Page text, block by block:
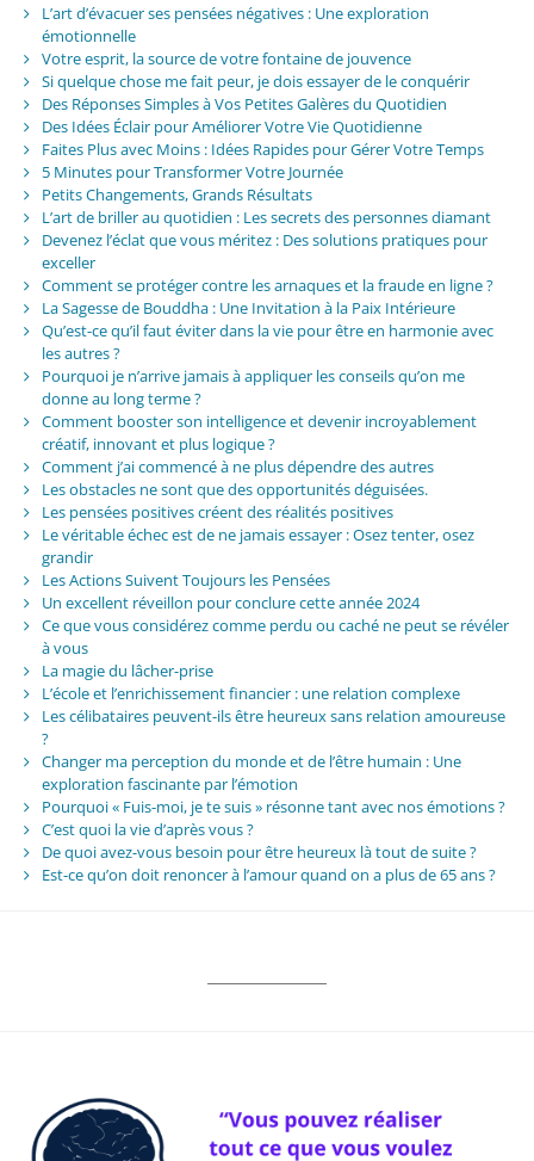
L’art d’évacuer ses pensées négatives : Une exploration
émotionnelle
Votre esprit, la source de votre fontaine de jouvence
Si quelque chose me fait peur, je dois essayer de le conquérir
Des Réponses Simples à Vos Petites Galères du Quotidien
Des Idées Éclair pour Améliorer Votre Vie Quotidienne
Faites Plus avec Moins : Idées Rapides pour Gérer Votre Temps
5 Minutes pour Transformer Votre Journée
Petits Changements, Grands Résultats
L’art de briller au quotidien : Les secrets des personnes diamant
Devenez l’éclat que vous méritez : Des solutions pratiques pour
exceller
Comment se protéger contre les arnaques et la fraude en ligne ?
La Sagesse de Bouddha : Une Invitation à la Paix Intérieure
Qu’est-ce qu’il faut éviter dans la vie pour être en harmonie avec
les autres ?
Pourquoi je n’arrive jamais à appliquer les conseils qu’on me
donne au long terme ?
Comment booster son intelligence et devenir incroyablement
créatif, innovant et plus logique ?
Comment j’ai commencé à ne plus dépendre des autres
Les obstacles ne sont que des opportunités déguisées.
Les pensées positives créent des réalités positives
Le véritable échec est de ne jamais essayer : Osez tenter, osez
grandir
Les Actions Suivent Toujours les Pensées
Un excellent réveillon pour conclure cette année 2024
Ce que vous considérez comme perdu ou caché ne peut se révéler
à vous
La magie du lâcher-prise
L’école et l’enrichissement financier : une relation complexe
Les célibataires peuvent-ils être heureux sans relation amoureuse
?
Changer ma perception du monde et de l’être humain : Une
exploration fascinante par l’émotion
Pourquoi « Fuis-moi, je te suis » résonne tant avec nos émotions ?
C’est quoi la vie d’après vous ?
De quoi avez-vous besoin pour être heureux là tout de suite ?
Est-ce qu’on doit renoncer à l’amour quand on a plus de 65 ans ?